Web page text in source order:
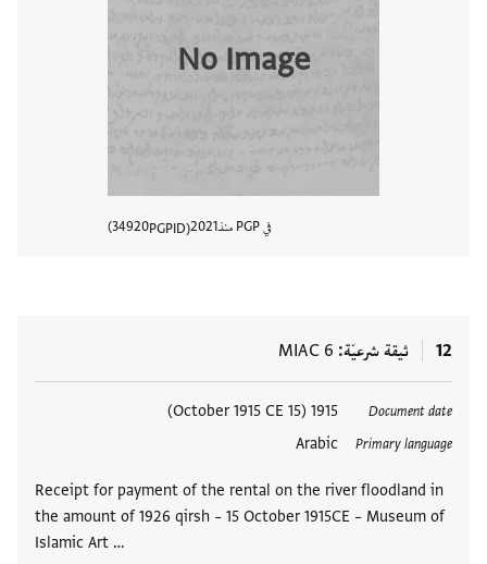
No Image
في PGP منذ 2021
PGPID
34920
12 ثيقة شرعيّة MIAC 6
Document date
1915 (15 October 1915 CE)
Primary language
Arabic
Receipt for payment of the rental on the river floodland in
the amount of 1926 qirsh – 15 October 1915CE – Museum of
Islamic Art …
العلامات